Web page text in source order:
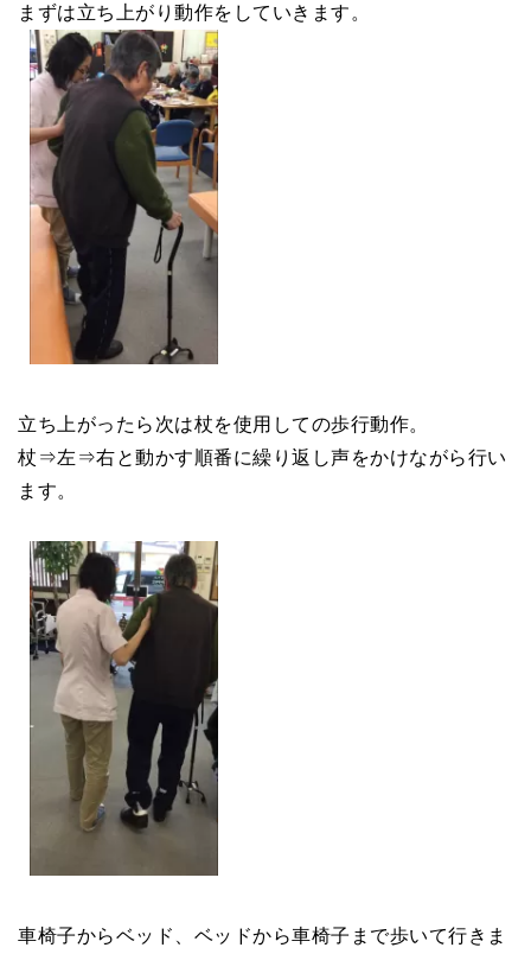
まずは立ち上がり動作をしていきます。
立ち上がったら次は杖を使用しての歩行動作。
杖⇒左⇒右と動かす順番に繰り返し声をかけながら行い
ます。
車椅子からベッド、ベッドから車椅子まで歩いて行きま